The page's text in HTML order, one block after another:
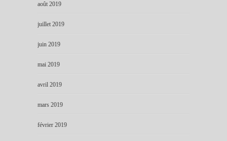
août 2019
juillet 2019
juin 2019
mai 2019
avril 2019
mars 2019
février 2019